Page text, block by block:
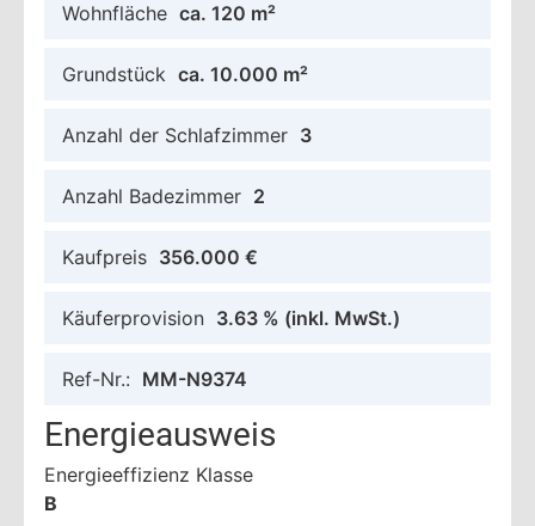
Wohnfläche ca. 120 m²
Grundstück ca. 10.000 m²
Anzahl der Schlafzimmer 3
Anzahl Badezimmer 2
Kaufpreis 356.000 €
Käuferprovision 3.63 % (inkl. MwSt.)
Ref-Nr.: MM-N9374
Energieausweis
Energieeffizienz Klasse
B